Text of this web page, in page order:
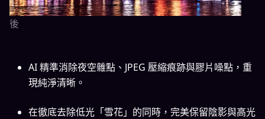
後
AI 精準消除夜空雜點、JPEG 壓縮痕跡與膠片噪點，重
現純淨清晰。
在徹底去除低光「雪花」的同時，完美保留陰影與高光